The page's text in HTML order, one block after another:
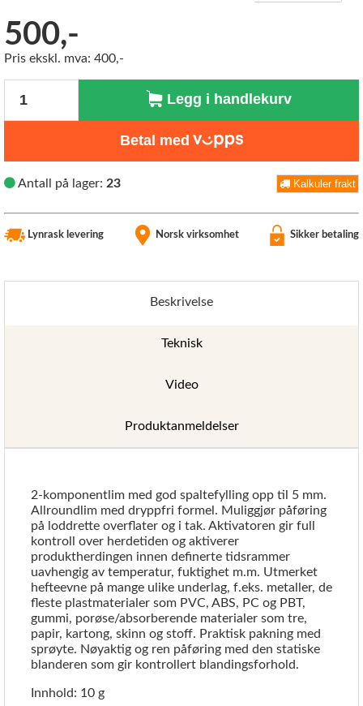
500,-
Pris ekskl. mva: 400,-
Antall
Legg i handlekurv
Betal med
Antall på lager: 23 Kalkuler frakt
Lynrask levering Norsk virksomhet Sikker betaling
Beskrivelse
Teknisk
Video
Produktanmeldelser
2-komponentlim med god spaltefylling opp til 5 mm.
Allroundlim med dryppfri formel. Muliggjør påføring
på loddrette overflater og i tak. Aktivatoren gir full
kontroll over herdetiden og aktiverer
produktherdingen innen definerte tidsrammer
uavhengig av temperatur, fuktighet m.m. Utmerket
hefteevne på mange ulike underlag, f.eks. metaller, de
fleste plastmaterialer som PVC, ABS, PC og PBT,
gummi, porøse/absorberende materialer som tre,
papir, kartong, skinn og stoff. Praktisk pakning med
sprøyte. Nøyaktig og ren påføring med den statiske
blanderen som gir kontrollert blandingsforhold.
Innhold: 10 g